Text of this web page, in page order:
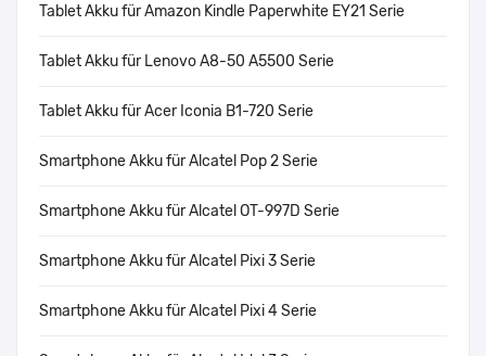
Tablet Akku für Amazon Kindle Paperwhite EY21 Serie
Tablet Akku für Lenovo A8-50 A5500 Serie
Tablet Akku für Acer Iconia B1-720 Serie
Smartphone Akku für Alcatel Pop 2 Serie
Smartphone Akku für Alcatel OT-997D Serie
Smartphone Akku für Alcatel Pixi 3 Serie
Smartphone Akku für Alcatel Pixi 4 Serie